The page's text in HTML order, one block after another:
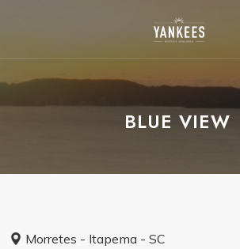
BLUE VIEW
Morretes - Itapema - SC